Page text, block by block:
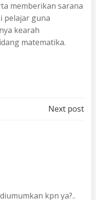
memberikan sarana
pelajar guna
kearah
matematika.
Next post
kpn ya?..